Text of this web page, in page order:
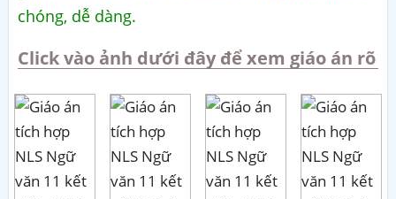
chóng, dễ dàng.
Click vào ảnh dưới đây để xem giáo án rõ